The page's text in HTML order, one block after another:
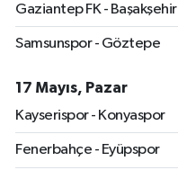
Gaziantep FK - Başakşehir
Samsunspor - Göztepe
17 Mayıs, Pazar
Kayserispor - Konyaspor
Fenerbahçe - Eyüpspor